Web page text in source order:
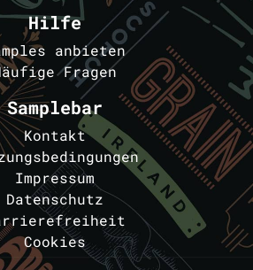
Hilfe
anbieten
Fragen
Samplebar
Kontakt
Impressum
Datenschutz
Cookies